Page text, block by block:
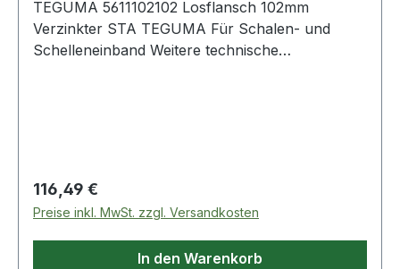
TEGUMA 5611102102 Losflansch 102mm
Verzinkter STA TEGUMA Für Schalen- und
Schelleneinband Weitere technische
Regulärer Preis:
116,49 €
Preise inkl. MwSt. zzgl. Versandkosten
In den Warenkorb